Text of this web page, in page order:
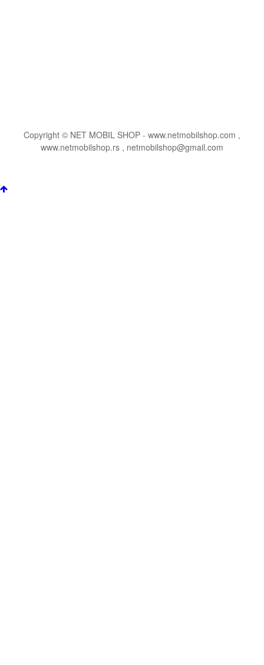
Copyright © NET MOBIL SHOP - www.netmobilshop.com ,
www.netmobilshop.rs , netmobilshop@gmail.com